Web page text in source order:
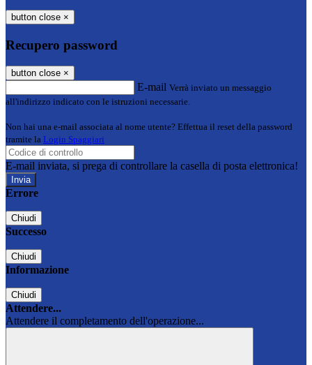
button close ×
Recupero password
button close ×
E-mail Verrà inviato un messaggio
all'indirizzo indicato con le istruzioni necessarie.
Non hai una e-mail associata al nome utente? Effettua il reset della password
tramite la Login Spaggiari
E-mail inviata, si prega di controllare la casella di posta elettronica!
Errore
Chiudi
Successo
Chiudi
Informazione
Chiudi
Attendere...
Attendere il completamento dell'operazione...